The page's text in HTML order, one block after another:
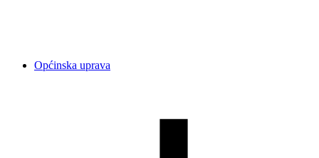
Općinska uprava